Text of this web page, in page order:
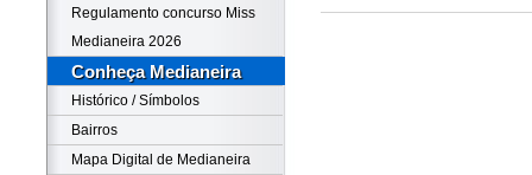
Regulamento concurso Miss
Medianeira 2026
Conheça Medianeira
Histórico / Símbolos
Bairros
Mapa Digital de Medianeira